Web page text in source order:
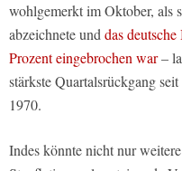
wohlgemerkt im Oktober, als
abzeichnete und das
Prozent eingebrochen war–
stärkste Quartalsrückgang
1970.
Indes könnte nicht nur